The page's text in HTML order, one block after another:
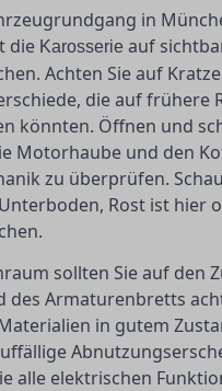
in
die Karosserie auf
Achten Sie auf
die auf frühere
könnten. Öffnen und
Motorhaube und den
zu überprüfen.
Rost ist hier
sollten Sie auf den
des Armaturenbretts
in gutem
alle elektrischen